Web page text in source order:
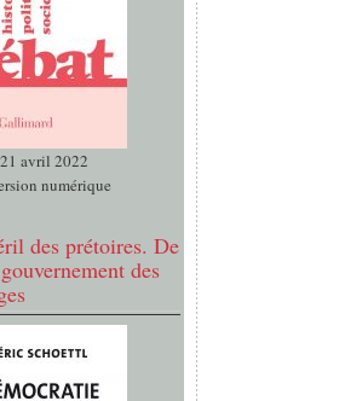
avril 2022
numérique
des prétoires. De
des